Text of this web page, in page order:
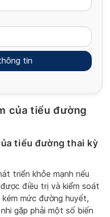
của tiểu đường
tiểu đường thai kỳ
triển khỏe mạnh nếu
điều trị và kiểm soát
mức đường huyết,
gặp phải một số biến